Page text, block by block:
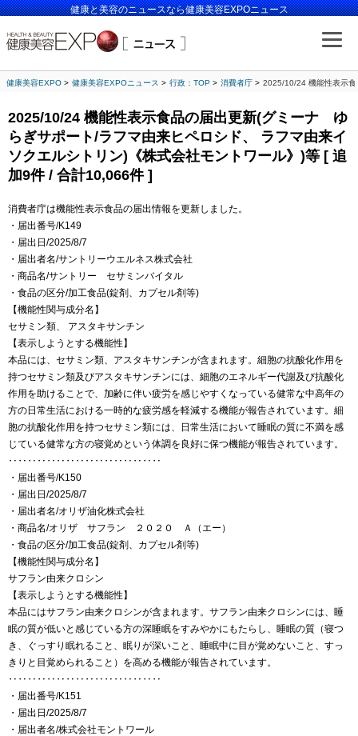
健康と美容のニュースなら健康美容EXPOニュース
健康美容EXPO 健康美容EXPOニュース 行政：TOP 消費者庁 2025/10/24 機能性表示
2025/10/24 機能性表示食品の届出更新(グミーナ ゆ
らぎサポート/ラフマ由来ヒペロシド、 ラフマ由来イ
ソクエルシトリン)《株式会社モントワール》)等 [ 追
加9件 / 合計10,066件 ]
消費者庁は機能性表示食品の届出情報を更新しました。
・届出番号/K149
・届出日/2025/8/7
・届出者名/サントリーウエルネス株式会社
・商品名/サントリー セサミンバイタル
・食品の区分/加工食品(錠剤、カプセル剤等)
【機能性関与成分名】
セサミン類、 アスタキサンチン
【表示しようとする機能性】
本品には、セサミン類、アスタキサンチンが含まれます。細胞の抗酸化作用を
持つセサミン類及びアスタキサンチンには、細胞のエネルギー代謝及び抗酸化
作用を助けることで、加齢に伴い疲労を感じやすくなっている健常な中高年の
方の日常生活における一時的な疲労感を軽減する機能が報告されています。細
胞の抗酸化作用を持つセサミン類には、日常生活において睡眠の質に不満を感
じている健常な方の寝覚めという体調を良好に保つ機能が報告されています。
‥‥‥‥‥‥‥‥‥‥‥‥‥‥‥‥
・届出番号/K150
・届出日/2025/8/7
・届出者名/オリザ油化株式会社
・商品名/オリザ サフラン ２０２０ Ａ（エー）
・食品の区分/加工食品(錠剤、カプセル剤等)
【機能性関与成分名】
サフラン由来クロシン
【表示しようとする機能性】
本品にはサフラン由来クロシンが含まれます。サフラン由来クロシンには、睡
眠の質が低いと感じている方の深睡眠をすみやかにもたらし、睡眠の質（寝つ
き、ぐっすり眠れること、眠りが深いこと、睡眠中に目が覚めないこと、すっ
きりと目覚められること）を高める機能が報告されています。
‥‥‥‥‥‥‥‥‥‥‥‥‥‥‥‥
・届出番号/K151
・届出日/2025/8/7
・届出者名/株式会社モントワール